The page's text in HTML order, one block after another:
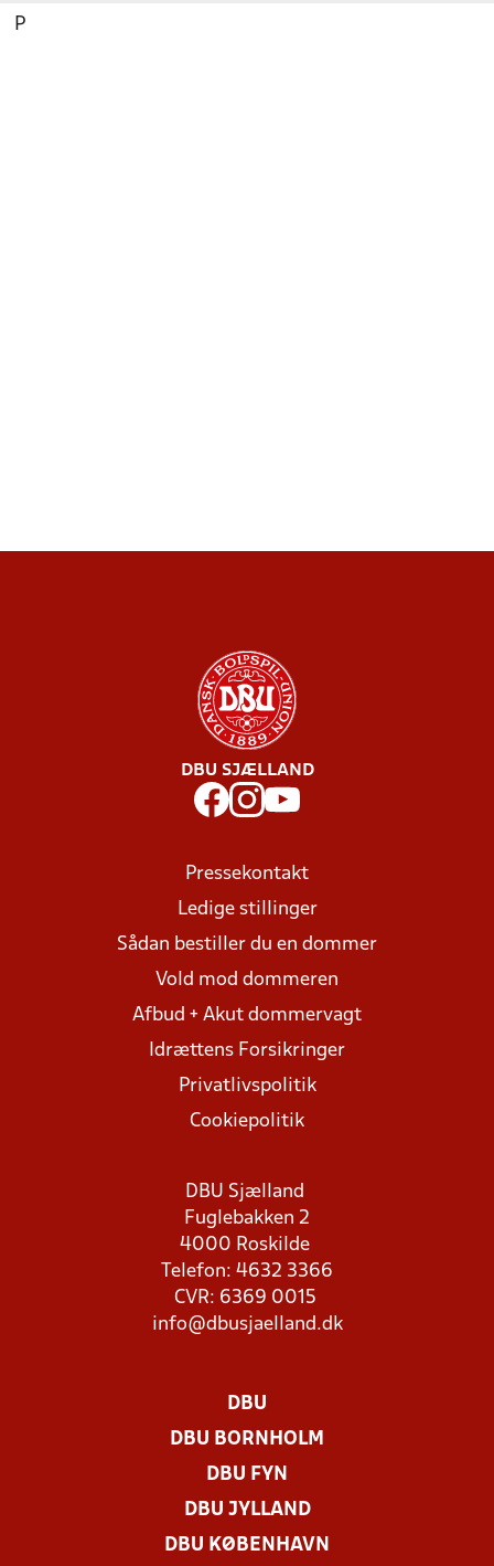
P
DBU SJÆLLAND
Pressekontakt
Ledige stillinger
Sådan bestiller du en dommer
Vold mod dommeren
Afbud + Akut dommervagt
Idrættens Forsikringer
Privatlivspolitik
Cookiepolitik
DBU Sjælland
Fuglebakken 2
4000 Roskilde
Telefon: 4632 3366
CVR: 6369 0015
info@dbusjaelland.dk
DBU
DBU BORNHOLM
DBU FYN
DBU JYLLAND
DBU KØBENHAVN